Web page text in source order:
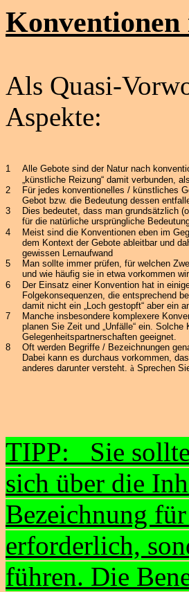
Konventionen
Als Quasi-
Aspekte:
1 Alle Gebote sind der Natur nach
„künstliche Reizung“ damit verbunden,
2
Für jedes konventionelles / künstliches
Gebot bzw. die Bedeutung dessen
3
Dies bedeutet, dass man grundsätzlich
für die natürliche ursprüngliche
4
Meist sind die Konventionen eben im
dem Kontext der Gebote ableitbar und
gewissen Lernaufwand
5
Man sollte immer prüfen, für welchen
und wie häufig sie in etwa vorkommen
6
Der Einsatz einer Konvention hat in
Folgekonsequenzen, die entsprechend
damit nicht ein „Loch gestopft“ aber ein
7
Manche insbesondere komplexere
planen Sie Zeit und „Unfälle“ ein.
Gelegenheitspartnerschaften geeignet.
8
Oft werden Begriffe / Bezeichnungen
Dabei kann es durchaus vorkommen,
anderes darunter versteht. à Sprechen
TIPP: Sie
sich über die
Bezeichnung
erforderlich,
führen. Die